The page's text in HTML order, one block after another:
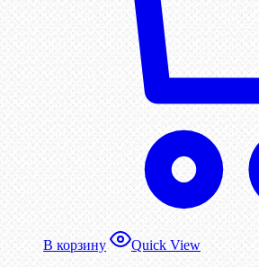
В корзину Quick View